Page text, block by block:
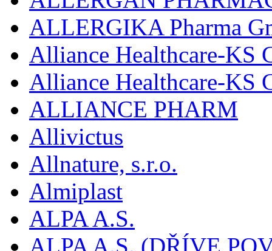
ALLERGIKA Pharma
Alliance Healthcare-KS
Alliance Healthcare-KS
ALLIANCE PHARM
Allivictus
Allnature, s.r.o.
Almiplast
ALPA A.S.